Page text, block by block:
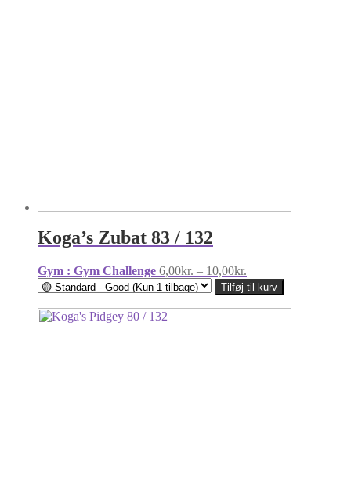
Koga’s Zubat 83 / 132
Gym : Gym Challenge 6,00kr. – 10,00kr.
6,00kr.
til
10,00kr.
Tilføj til kurv